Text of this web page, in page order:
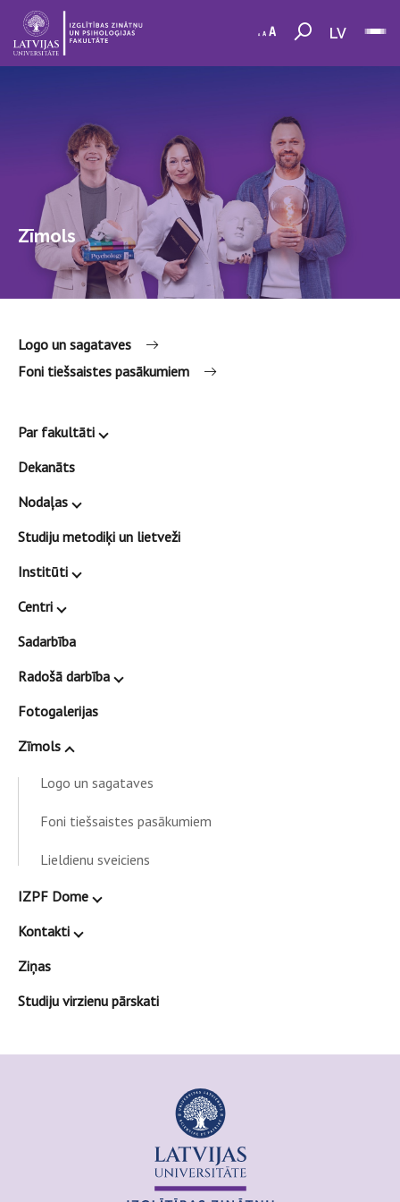
LV
Zīmols
Logo un sagataves
Foni tiešsaistes pasākumiem
Par fakultāti
Dekanāts
Nodaļas
Studiju metodiķi un lietveži
Institūti
Centri
Sadarbība
Radošā darbība
Fotogalerijas
Zīmols
Logo un sagataves
Foni tiešsaistes pasākumiem
Lieldienu sveiciens
IZPF Dome
Kontakti
Ziņas
Studiju virzienu pārskati